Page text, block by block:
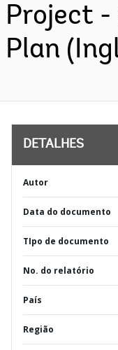
Project
Plan
DETALHES
Autor
Data do documento
TIpo de documento
No. do relatório
País
Região